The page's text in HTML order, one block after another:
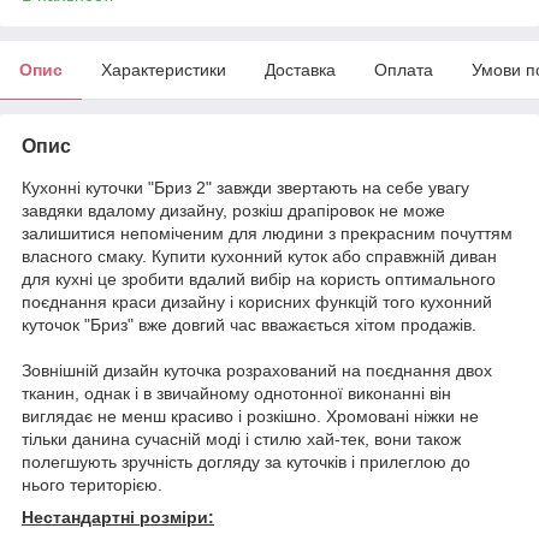
Опис Характеристики Доставка Оплата Умови
Опис
Кухонні куточки "Бриз 2" завжди звертають на себе увагу
завдяки вдалому дизайну, розкіш драпіровок не може
залишитися непоміченим для людини з прекрасним почуттям
власного смаку. Купити кухонний куток або справжній диван
для кухні це зробити вдалий вибір на користь оптимального
поєднання краси дизайну і корисних функцій того кухонний
куточок "Бриз" вже довгий час вважається хітом продажів.
Зовнішній дизайн куточка розрахований на поєднання двох
тканин, однак і в звичайному однотонної виконанні він
виглядає не менш красиво і розкішно. Хромовані ніжки не
тільки данина сучасній моді і стилю хай-тек, вони також
полегшують зручність догляду за куточків і прилеглою до
нього територією.
Нестандартні розміри: